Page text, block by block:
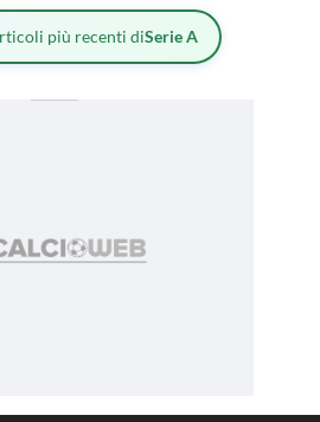
più recenti diSerie A